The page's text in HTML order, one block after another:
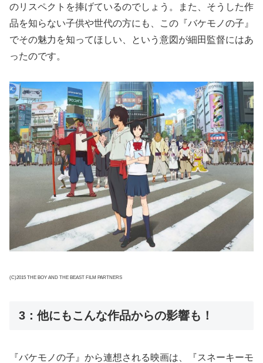
のリスペクトを捧げているのでしょう。また、そうした作
品を知らない子供や世代の方にも、この『バケモノの子』
でその魅力を知ってほしい、という意図が細田監督にはあ
ったのです。
(C)2015 THE BOY AND THE BEAST FILM PARTNERS
3：他にもこんな作品からの影響も！
『バケモノの子』から連想される映画は、『スネーキーモ